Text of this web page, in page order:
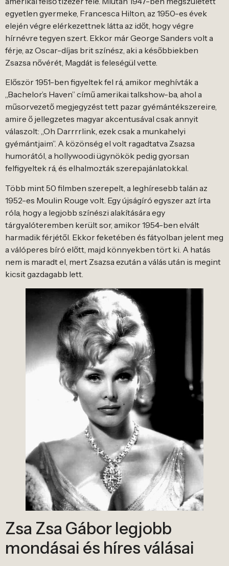
egyetlen gyermeke, Francesca Hilton, az 1950-es évek
elején végre elérkezettnek látta az időt, hogy végre
hírnévre tegyen szert. Ekkor már George Sanders volt a
férje, az Oscar-díjas brit színész, aki a későbbiekben
Zsazsa nővérét, Magdát is feleségül vette.
Először 1951-ben figyeltek fel rá, amikor meghívták a
„Bachelor’s Haven” című amerikai talkshow-ba, ahol a
műsorvezető megjegyzést tett pazar gyémántékszereire,
amire ő jellegzetes magyar akcentusával csak annyit
válaszolt: „Oh Darrrrlink, ezek csak a munkahelyi
gyémántjaim”. A közönség el volt ragadtatva Zsazsa
humorától, a hollywoodi ügynökök pedig gyorsan
felfigyeltek rá, és elhalmozták szerepajánlatokkal.
Több mint 50 filmben szerepelt, a leghíresebb talán az
1952-es Moulin Rouge volt. Egy újságíró egyszer azt írta
róla, hogy a legjobb színészi alakítására egy
tárgyalóteremben került sor, amikor 1954-ben elvált
harmadik férjétől. Ekkor feketében és fátyolban jelent meg
a válóperes bíró előtt, majd könnyekben tört ki. A hatás
nem is maradt el, mert Zsazsa ezután a válás után is megint
kicsit gazdagabb lett.
Zsa Zsa Gábor legjobb
mondásai és híres válásai